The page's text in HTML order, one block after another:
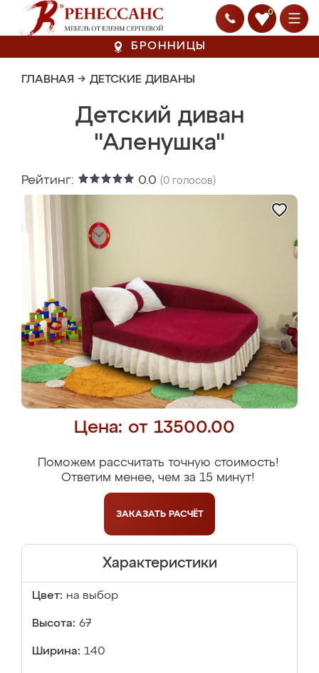
0
БРОННИЦЫ
ГЛАВНАЯ → ДЕТСКИЕ ДИВАНЫ
Детский диван
"Аленушка"
Рейтинг: 0.0 (0 голосов)
Цена: от 13500.00
Поможем рассчитать точную стоимость!
Ответим менее, чем за 15 минут!
ЗАКАЗАТЬ РАСЧЁТ
Характеристики
Цвет: на выбор
Высота: 67
Ширина: 140